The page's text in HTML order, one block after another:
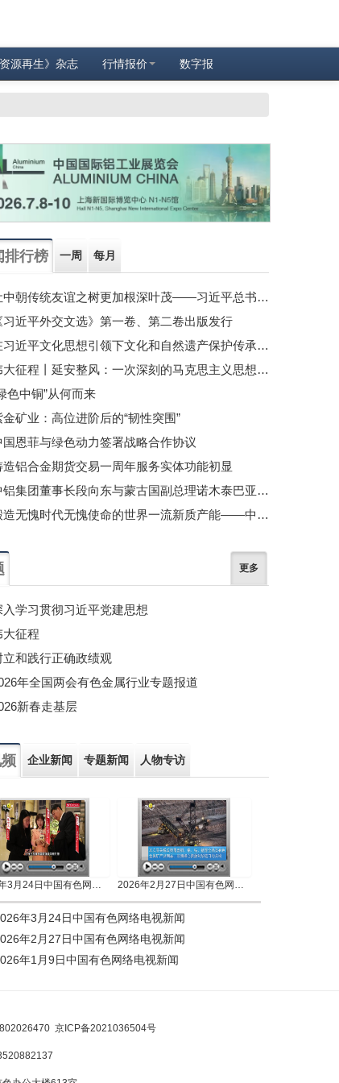
资源再生》杂志 行情报价 数字报
排行榜 一周 每月
让中朝传统友谊之树更加根深叶茂——习近平总书记对朝鲜进行国事访问纪实
习近平外交文选》第一卷、第二卷出版发行
在习近平文化思想引领下文化和自然遗产保护传承利用工作开创新局面
伟大征程丨延安整风：一次深刻的马克思主义思想教育运动
色中铜”从何而来
金矿业：高位进阶后的“韧性突围”
国恩菲与绿色动力签署战略合作协议
造铝合金期货交易一周年服务实体功能初显
中铝集团董事长段向东与蒙古国副总理诺木泰巴亚尔举行会谈
锻造无愧时代无愧使命的世界一流新质产能——中国有色金属工业的战略应对与破局之道（二）
更多
入学习贯彻习近平党建思想
大征程
立和践行正确政绩观
年全国两会有色金属行业专题报道
新春走基层
企业新闻 专题新闻 人物专访
2026年3月24日中国有色网络电视新闻 2026年2月27日中国有色网络电视新闻
年3月24日中国有色网络电视新闻
年2月27日中国有色网络电视新闻
年1月9日中国有色网络电视新闻
京ICP备2021036504号